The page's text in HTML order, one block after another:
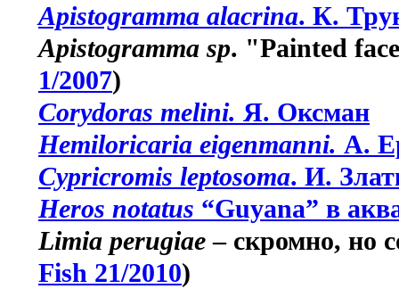
Apistogramma alacrina. К.
Apistogramma sp. "Painted
1/2007)
Corydoras melini. Я. Оксман
Hemiloricaria eigenmanni. А.
Cypricromis leptosoma. И.
Heros notatus “Guyana” в
Limia perugiae – скромно, но
Fish 21/2010)